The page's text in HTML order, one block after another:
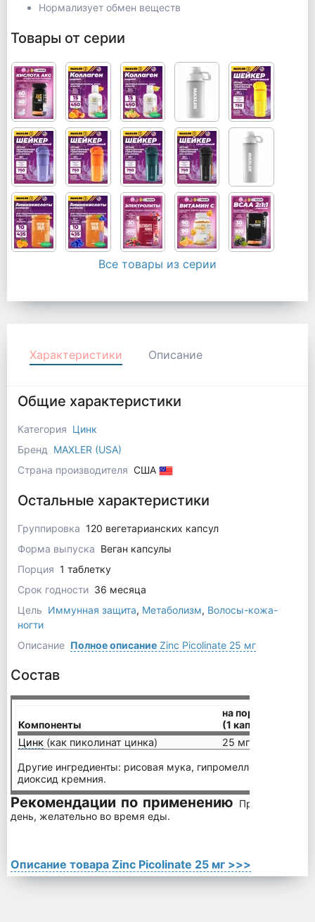
Нормализует обмен веществ
Товары от серии
Все товары из серии
Характеристики Описание
Общие характеристики
Категория Цинк
Бренд
MAXLER (USA)
Страна производителя США
Остальные характеристики
Группировка 120 вегетарианских капсул
Форма выпуска Веган капсулы
Порция 1 таблетку
Срок годности 36 месяца
Цель Иммунная защита, Метаболизм, Волосы-кожа-
ногти
Описание Полное описаниеZinc Picolinate 25 мг
Состав
Компоненты
на порцию
(1 капсула)
Цинк (как пиколинат цинка) 25 мг
Другие ингредиенты: рисовая мука, гипромеллоза
диоксид кремния.
Рекомендации по применению Принимайте
день, желательно во время еды.
Описание товара Zinc Picolinate 25 мг >>>